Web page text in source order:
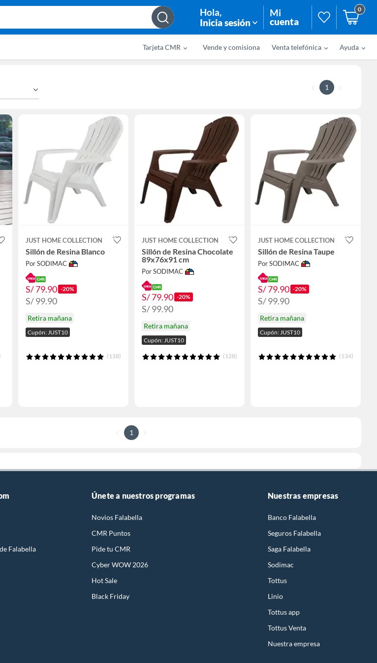
Bar
Hola,
Inicia sesión
Mi
cuenta
0
Tarjeta CMR Vende y comisiona Venta telefónica Ayuda
1
JUST HOME COLLECTION
Sillón de Resina Blanco
Por SODIMAC
S/ 79.90 -20%
S/ 99.90
Retira mañana
Cupón: JUST10
(118)
JUST HOME COLLECTION
Sillón de Resina Chocolate
89x76x91 cm
Por SODIMAC
S/ 79.90 -20%
S/ 99.90
Retira mañana
Cupón: JUST10
(128)
JUST HOME COLLECTION
Sillón de Resina Taupe
Por SODIMAC
S/ 79.90 -20%
S/ 99.90
Retira mañana
Cupón: JUST10
(134)
1
Falabella
Únete a nuestros programas
Novios Falabella
CMR Puntos
Pide tu CMR
Cyber WOW 2026
Hot Sale
Black Friday
Nuestras empresas
Banco Falabella
Seguros Falabella
Saga Falabella
Sodimac
Tottus
Linio
Tottus app
Tottus Venta
Nuestra empresa